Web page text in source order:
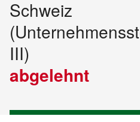
Schweiz
III)
abgelehnt